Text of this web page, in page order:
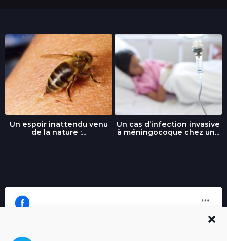
Un espoir inattendu venu
de la nature :...
Un cas d’infection invasive
à méningocoque chez un...